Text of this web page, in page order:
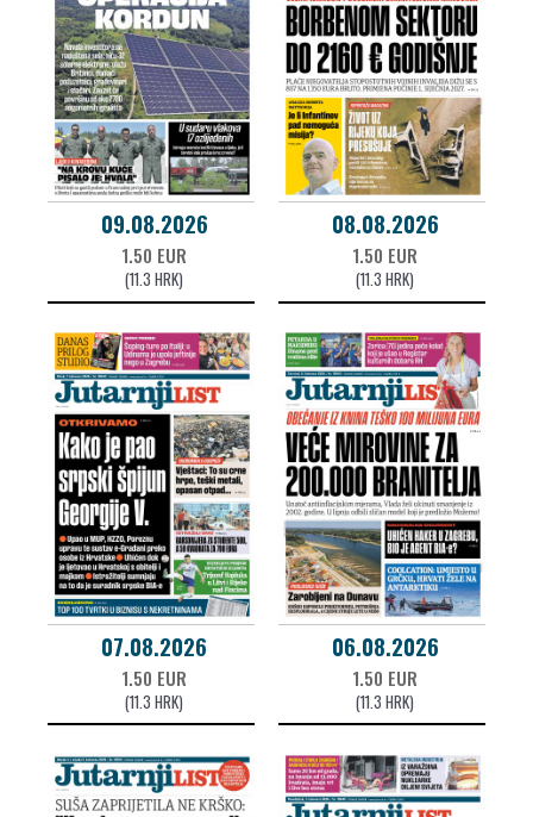
09.08.2026
1.50 EUR
(11.3 HRK)
08.08.2026
1.50 EUR
(11.3 HRK)
07.08.2026
1.50 EUR
(11.3 HRK)
06.08.2026
1.50 EUR
(11.3 HRK)